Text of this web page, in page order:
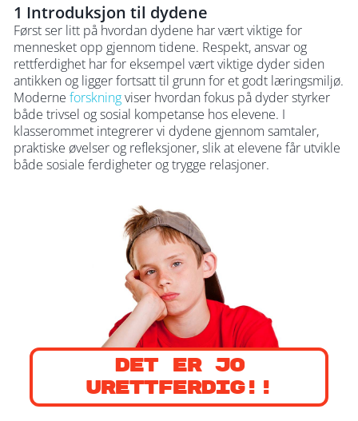
1 Introduksjon til dydene
Først ser litt på hvordan dydene har vært viktige for
mennesket opp gjennom tidene. Respekt, ansvar og
rettferdighet har for eksempel vært viktige dyder siden
antikken og ligger fortsatt til grunn for et godt læringsmiljø.
Moderne forskningviser hvordan fokus på dyder styrker
både trivsel og sosial kompetanse hos elevene. I
klasserommet integrerer vi dydene gjennom samtaler,
praktiske øvelser og refleksjoner, slik at elevene får utvikle
både sosiale ferdigheter og trygge relasjoner.
DET ER jo
URETTFERDIG!!